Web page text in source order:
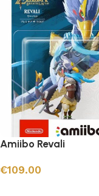
Amiibo Revali
€109.00